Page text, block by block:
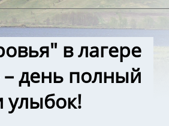
в лагере
день полный
улыбок!